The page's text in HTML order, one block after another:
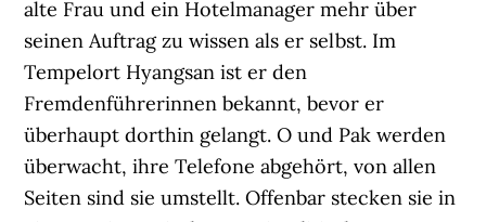
alte Frau und ein Hotelmanager mehr über
seinen Auftrag zu wissen als er selbst. Im
Tempelort Hyangsan ist er den
Fremdenführerinnen bekannt, bevor er
überhaupt dorthin gelangt. O und Pak werden
überwacht, ihre Telefone abgehört, von allen
Seiten sind sie umstellt. Offenbar stecken sie in